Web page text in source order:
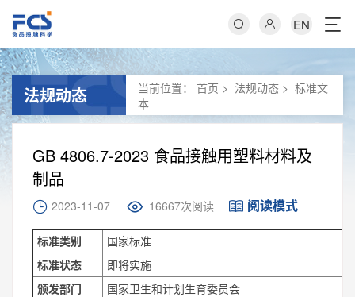
EN
法规动态 当前位置：首页 > 法规动态 >标准文
本
GB 4806.7-2023 食品接触用塑料材料及
制品
2023-11-07 16667次阅读 阅读模式
标准类别
国家标准
标准状态
即将实施
颁发部门
国家卫生和计划生育委员会